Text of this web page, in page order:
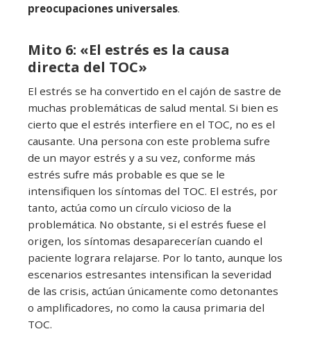
preocupaciones universales.
Mito 6: «El estrés es la causa
directa del TOC»
El estrés se ha convertido en el cajón de sastre de
muchas problemáticas de salud mental. Si bien es
cierto que el estrés interfiere en el TOC, no es el
causante. Una persona con este problema sufre
de un mayor estrés y a su vez, conforme más
estrés sufre más probable es que se le
intensifiquen los síntomas del TOC. El estrés, por
tanto, actúa como un círculo vicioso de la
problemática. No obstante, si el estrés fuese el
origen, los síntomas desaparecerían cuando el
paciente lograra relajarse. Por lo tanto, aunque los
escenarios estresantes intensifican la severidad
de las crisis, actúan únicamente como detonantes
o amplificadores, no como la causa primaria del
TOC.